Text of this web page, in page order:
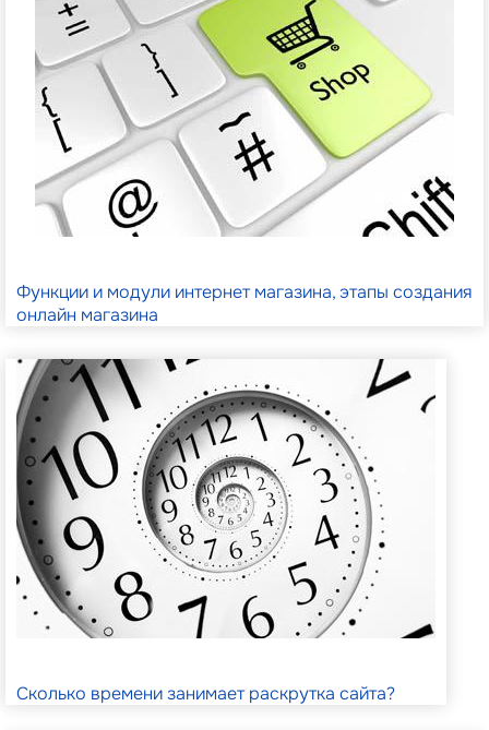
Функции и модули интернет магазина, этапы создания
онлайн магазина
Сколько времени занимает раскрутка сайта?